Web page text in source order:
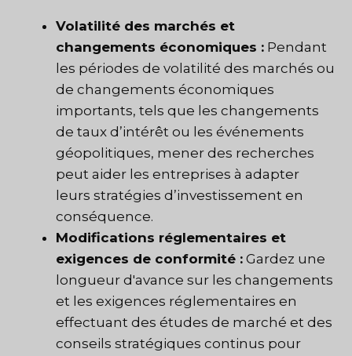
Volatilité des marchés et
changements économiques : Pendant
les périodes de volatilité des marchés ou
de changements économiques
importants, tels que les changements
de taux d’intérêt ou les événements
géopolitiques, mener des recherches
peut aider les entreprises à adapter
leurs stratégies d’investissement en
conséquence.
Modifications réglementaires et
exigences de conformité : Gardez une
longueur d'avance sur les changements
et les exigences réglementaires en
effectuant des études de marché et des
conseils stratégiques continus pour